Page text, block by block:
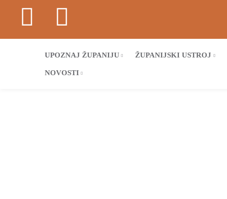
UPOZNAJ ŽUPANIJU ŽUPANIJSKI USTROJ
NOVOSTI